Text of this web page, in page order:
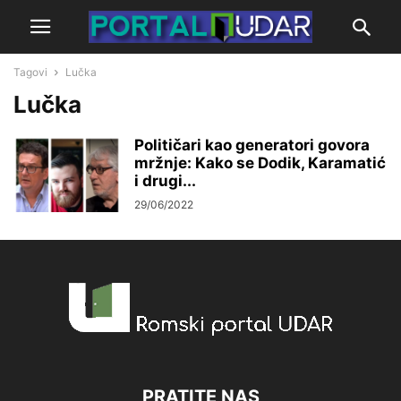
Tagovi Lučka
Lučka
Političari kao generatori govora
mržnje: Kako se Dodik, Karamatić
i drugi...
29/06/2022
PRATITE NAS